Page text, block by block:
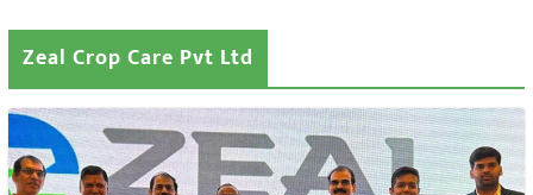
Zeal Crop Care Pvt Ltd